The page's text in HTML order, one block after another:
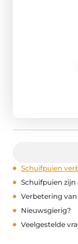
Schuifpuien
Schuifpuien
Verbetering
Nieuwsgierig?
Veelgestelde